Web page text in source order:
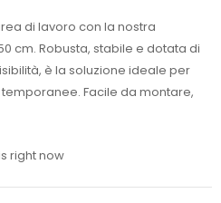
di lavoro con la nostra
cm. Robusta, stabile e dotata di
è la soluzione ideale per
Facile da montare,
right now